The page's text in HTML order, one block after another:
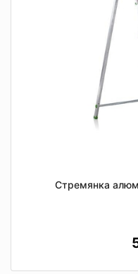
Стремянка